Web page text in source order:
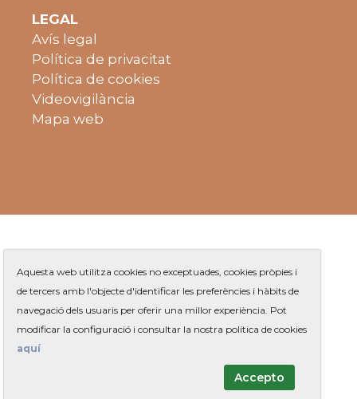
LEGAL
Avís legal
Política de privacitat
Política de cookies
Videovigilància
Mapa web
Plaça de Jaume Balmes s/n
Aquesta web utilitza cookies no exceptuades, cookies pròpies i
de tercers amb l'objecte d'identificar les preferències i hàbits de
navegació dels usuaris per oferir una millor experiència. Pot
modificar la configuració i consultar la nostra política de cookies
aquí
Accepto